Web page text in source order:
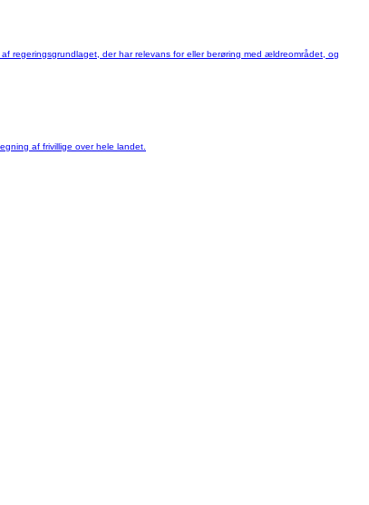
der har relevans for eller berøring med ældreområdet, og
af frivillige over hele landet.